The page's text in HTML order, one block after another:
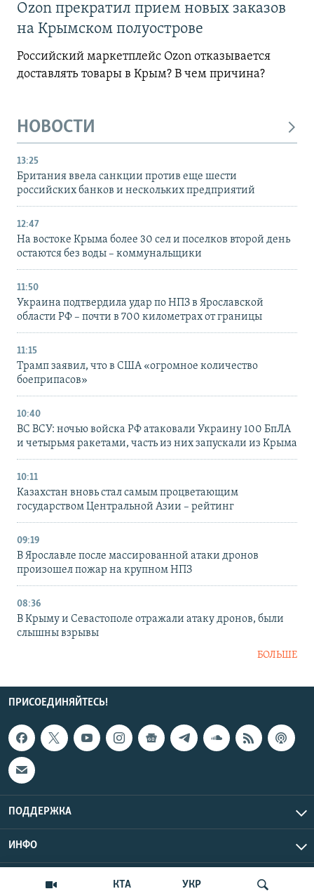
КТА УКР
Ozon прекратил прием новых заказов
на Крымском полуострове
Российский маркетплейс Ozon отказывается
доставлять товары в Крым? В чем причина?
НОВОСТИ
13:25
Британия ввела санкции против еще шести
российских банков и нескольких предприятий
12:47
На востоке Крыма более 30 сел и поселков второй день
остаются без воды – коммунальщики
11:50
Украина подтвердила удар по НПЗ в Ярославской
области РФ – почти в 700 километрах от границы
11:15
Трамп заявил, что в США «огромное количество
боеприпасов»
10:40
ВС ВСУ: ночью войска РФ атаковали Украину 100 БпЛА
и четырьмя ракетами, часть из них запускали из Крыма
10:11
Казахстан вновь стал самым процветающим
государством Центральной Азии – рейтинг
09:19
В Ярославле после массированной атаки дронов
произошел пожар на крупном НПЗ
08:36
В Крыму и Севастополе отражали атаку дронов, были
слышны взрывы
БОЛЬШЕ
ПРИСОЕДИНЯЙТЕСЬ!
ПОДДЕРЖКА
ИНФО
Copyright Крым.Реалии, 2026 | Все права защищены.
UTC+3